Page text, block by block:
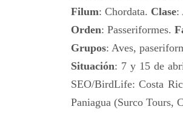
Filum: Chordata. Clase:
Orden: Passeriformes.
Grupos: Aves,
Situación: 7 y 15 de
SEO/BirdLife: Costa
Paniagua (Surco Tours,